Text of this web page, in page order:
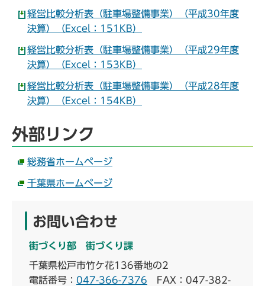
経営比較分析表（駐車場整備事業）（平成30年度
決算）（Excel：151KB）
経営比較分析表（駐車場整備事業）（平成29年度
決算）（Excel：153KB）
経営比較分析表（駐車場整備事業）（平成28年度
決算）（Excel：154KB）
外部リンク
総務省ホームページ
千葉県ホームページ
お問い合わせ
街づくり部 街づくり課
千葉県松戸市竹ケ花136番地の2
電話番号： 047-366-7376 FAX：047-382-